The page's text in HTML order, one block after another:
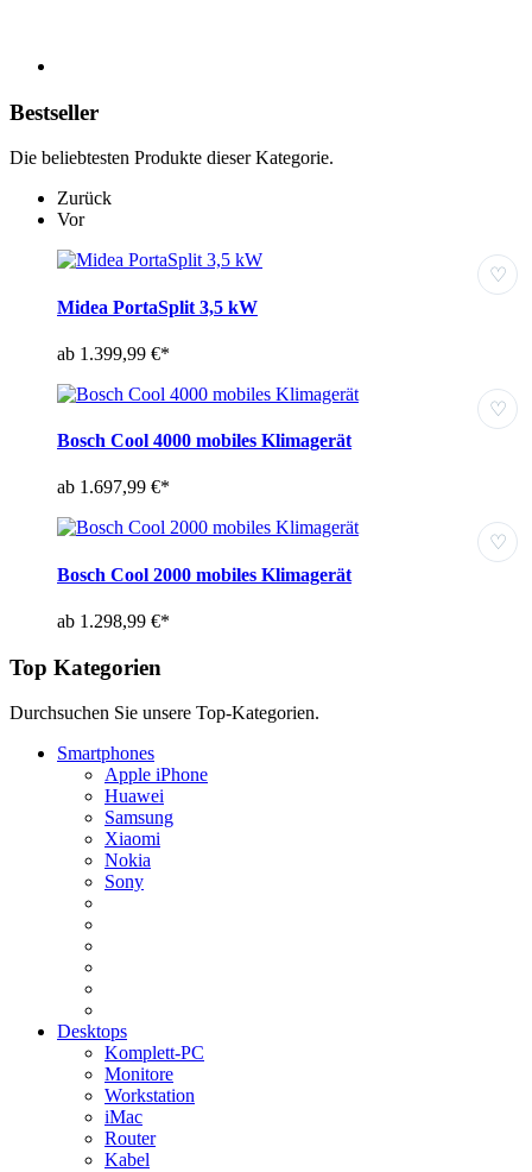
Bestseller
Die beliebtesten Produkte dieser Kategorie.
Zurück
Vor
♡
Midea PortaSplit 3,5 kW
ab 1.399,99 €*
♡
Bosch Cool 4000 mobiles Klimagerät
ab 1.697,99 €*
♡
Bosch Cool 2000 mobiles Klimagerät
ab 1.298,99 €*
Top Kategorien
Durchsuchen Sie unsere Top-Kategorien.
Smartphones
Apple iPhone
Huawei
Samsung
Xiaomi
Nokia
Sony
Desktops
Komplett-PC
Monitore
Workstation
iMac
Router
Kabel